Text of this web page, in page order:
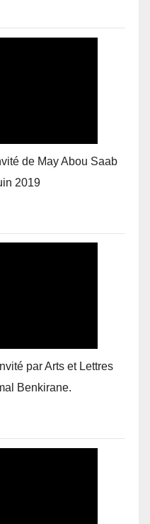
de May Abou Saab
2019
par Arts et Lettres
Benkirane.